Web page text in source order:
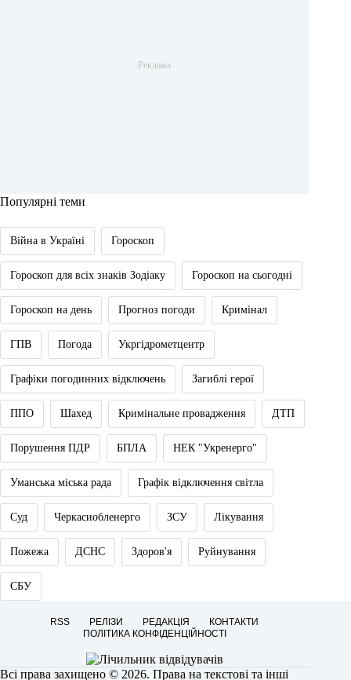
Популярні теми
Війна в Україні Гороскоп
Гороскоп для всіх знаків Зодіаку Гороскоп на сьогодні
Гороскоп на день Прогноз погоди Кримінал
ГПВ Погода Укргідрометцентр
Графіки погодинних відключень Загиблі герої
ППО Шахед Кримінальне провадження ДТП
Порушення ПДР БПЛА НЕК "Укренерго"
Уманська міська рада Графік відключення світла
Суд Черкасиобленерго ЗСУ Лікування
Пожежа ДСНС Здоров'я Руйнування
СБУ
RSS РЕЛІЗИ РЕДАКЦІЯ
КОНТАКТИ
ПОЛІТИКА КОНФІДЕНЦІЙНОСТІ
Всі права захищено © 2026. Права на текстові та інші